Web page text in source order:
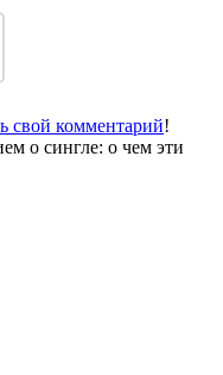
свой комментарий!
о сингле: о чем эти